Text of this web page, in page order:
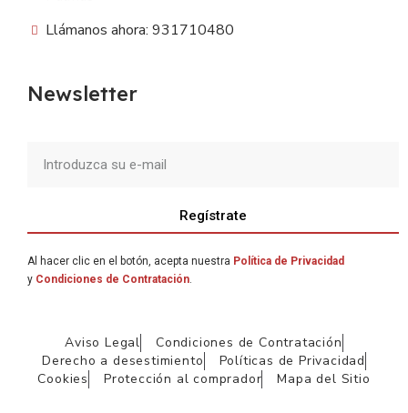
Llámanos ahora: 931710480
Newsletter
Regístrate
Al hacer clic en el botón, acepta nuestra Política de Privacidad
y Condiciones de Contratación.
Aviso Legal
Condiciones de Contratación
Derecho a desestimiento
Políticas de Privacidad
Cookies
Protección al comprador Mapa del Sitio